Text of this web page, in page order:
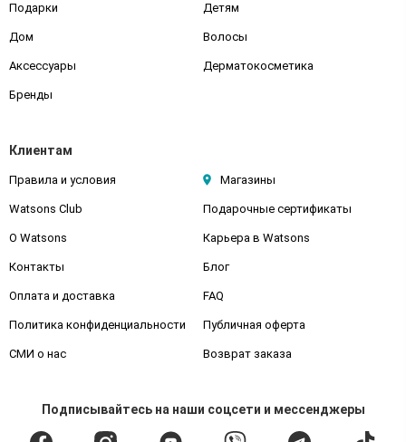
Подарки Детям
Дом Волосы
Аксессуары Дерматокосметика
Бренды
Клиентам
Правила и условия Магазины
Watsons Club Подарочные сертификаты
О Watsons Карьера в Watsons
Контакты Блог
Оплата и доставка FAQ
Политика конфиденциальности Публичная оферта
СМИ о нас Возврат заказа
Подписывайтесьна наши соцсети и мессенджеры